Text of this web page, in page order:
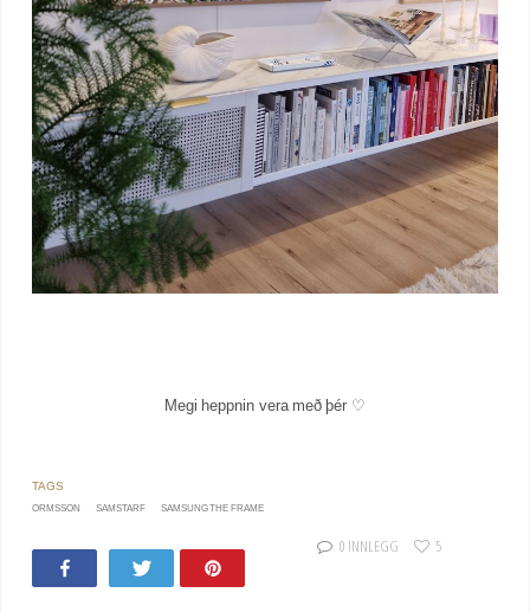
Megi heppnin vera með þér ♡
ORMSSON SAMSTARF SAMSUNG THE FRAME
Tweet
0 INNLEGG 5